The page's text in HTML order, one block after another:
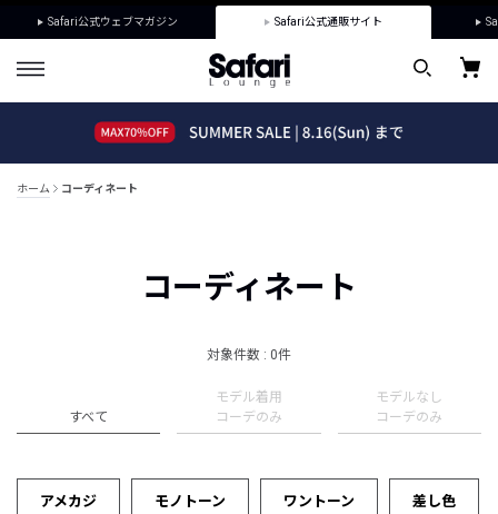
Safari公式ウェブマガジン Safari公式通販サイト
ホーム コーディネート
コーディネート
対象件数 : 0件
すべて
モデル着用
コーデのみ
モデルなし
コーデのみ
アメカジ モノトーン ワントーン 差し色